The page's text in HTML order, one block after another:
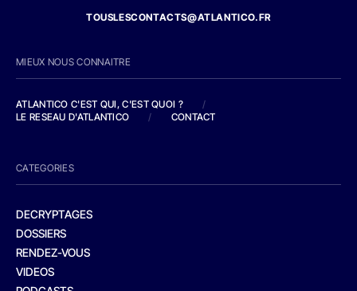
TOUSLESCONTACTS@ATLANTICO.FR
MIEUX NOUS CONNAITRE
ATLANTICO C'EST QUI, C'EST QUOI ?
/
LE RESEAU D'ATLANTICO
/ CONTACT
CATEGORIES
DECRYPTAGES
DOSSIERS
RENDEZ-VOUS
VIDEOS